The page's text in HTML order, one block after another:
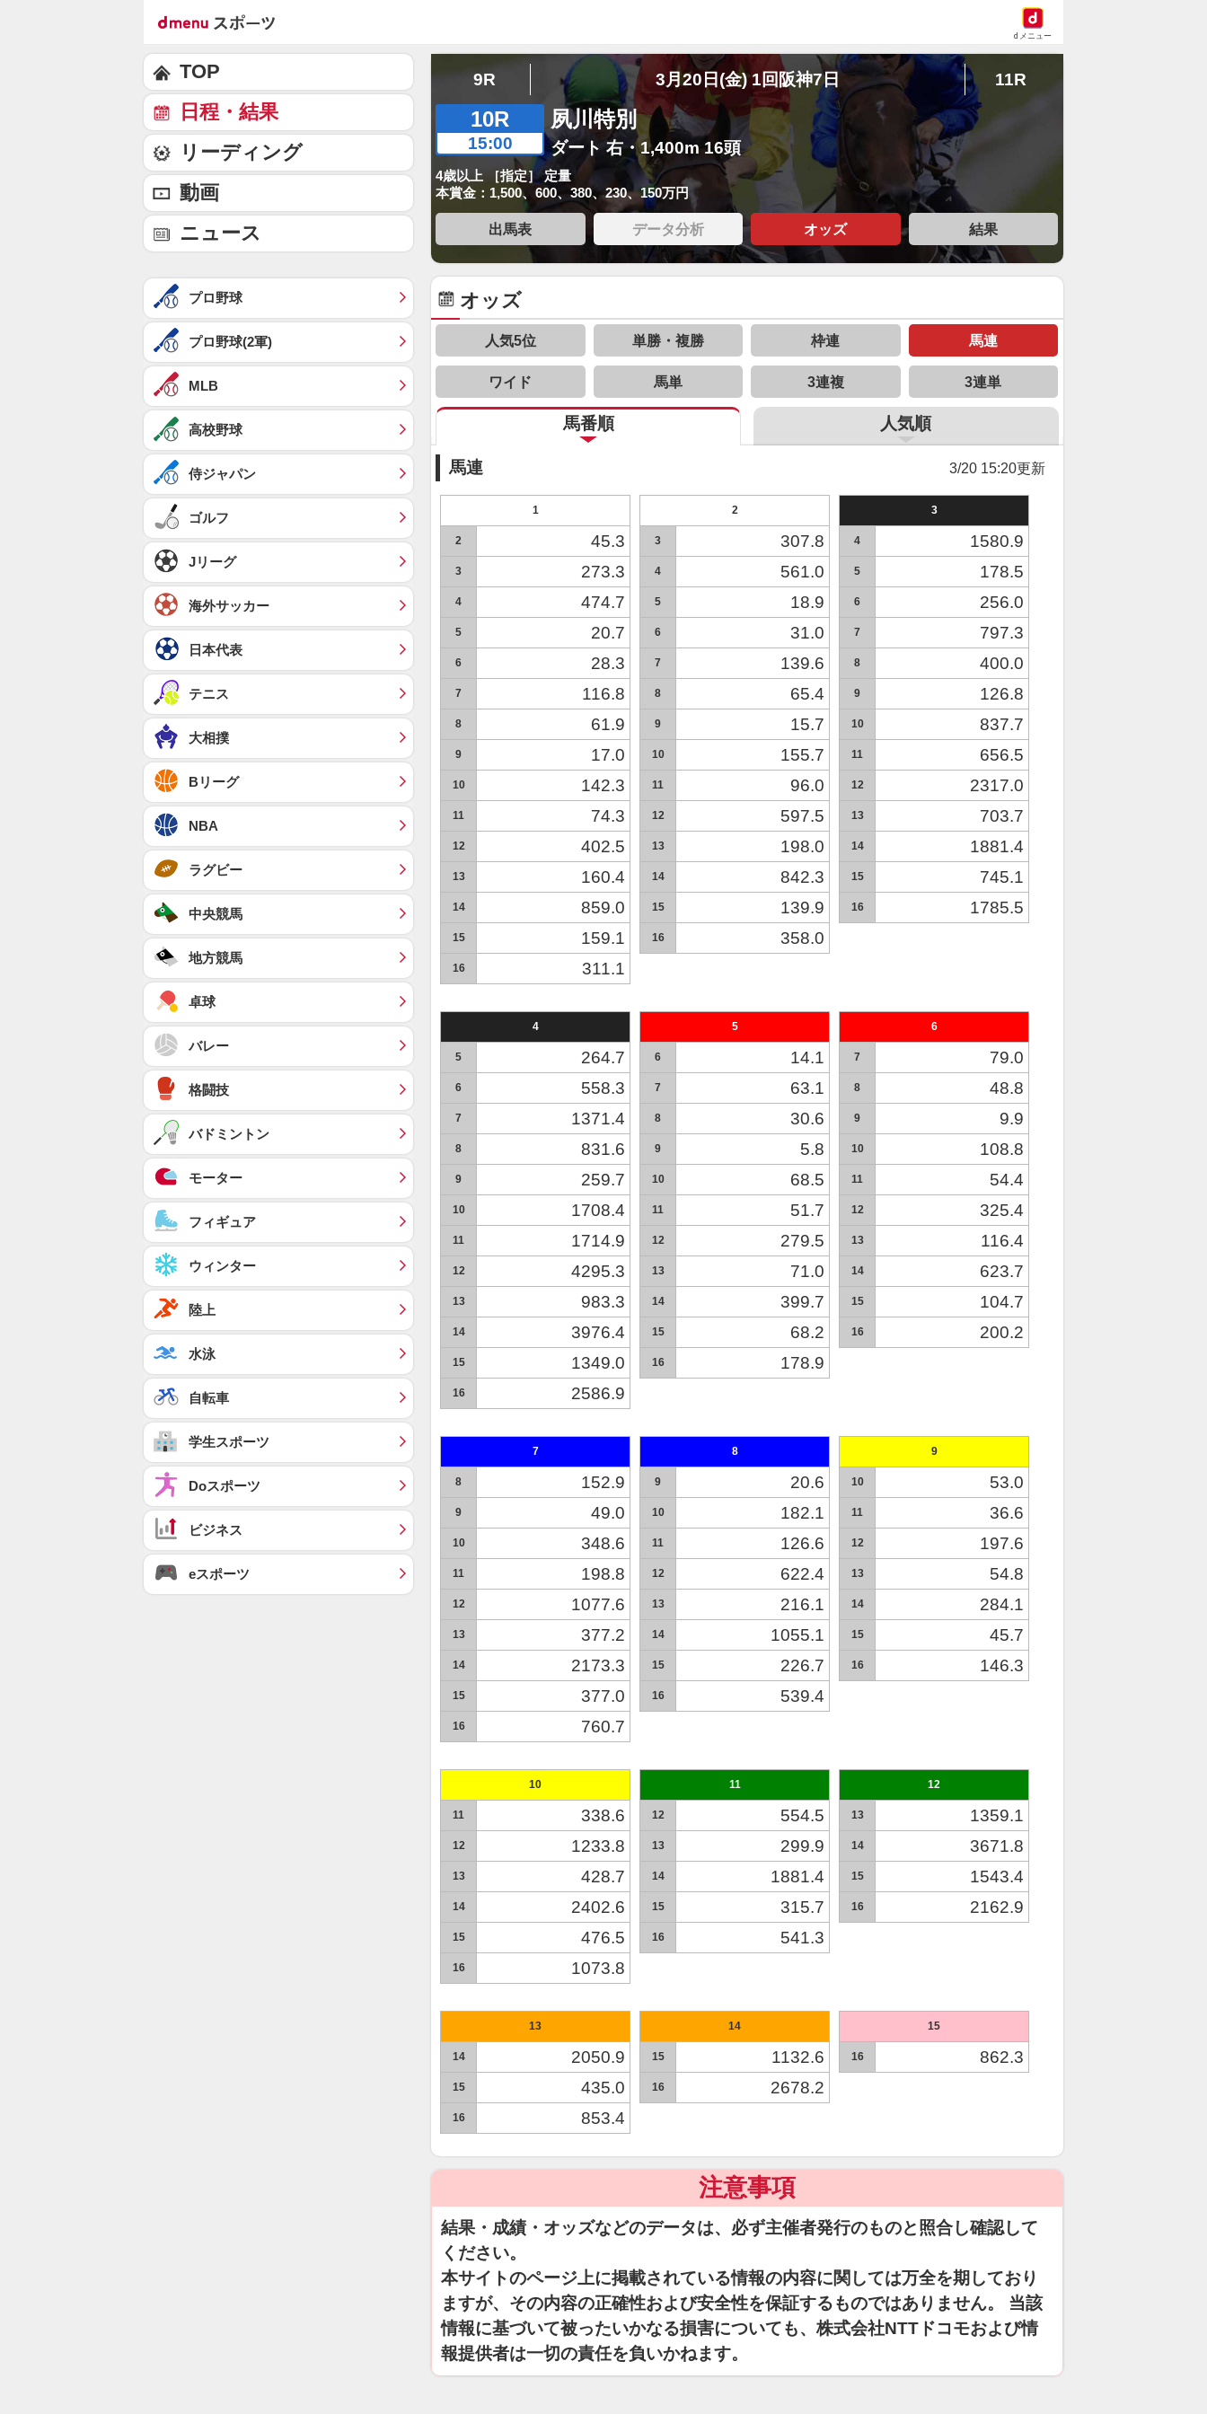
dメニュー
9R 3月20日(金) 1回阪神7日 11R
10R
15:00
夙川特別
ダート 右・1,400m 16頭
4歳以上 ［指定］ 定量
本賞金：1,500、600、380、230、150万円
出馬表 データ分析 オッズ 結果
オッズ
人気5位 単勝・複勝 枠連 馬連
ワイド 馬単 3連複 3連単
馬番順 人気順
馬連 3/20 15:20更新
1
2 45.3
3 273.3
4 474.7
5 20.7
6 28.3
7 116.8
8 61.9
9 17.0
10 142.3
11 74.3
12 402.5
13 160.4
14 859.0
15 159.1
16 311.1
2
3 307.8
4 561.0
5 18.9
6 31.0
7 139.6
8 65.4
9 15.7
10 155.7
11 96.0
12 597.5
13 198.0
14 842.3
15 139.9
16 358.0
3
4 1580.9
5 178.5
6 256.0
7 797.3
8 400.0
9 126.8
10 837.7
11 656.5
12 2317.0
13 703.7
14 1881.4
15 745.1
16 1785.5
4
5 264.7
6 558.3
7 1371.4
8 831.6
9 259.7
10 1708.4
11 1714.9
12 4295.3
13 983.3
14 3976.4
15 1349.0
16 2586.9
5
6 14.1
7 63.1
8 30.6
9 5.8
10 68.5
11 51.7
12 279.5
13 71.0
14 399.7
15 68.2
16 178.9
6
7 79.0
8 48.8
9 9.9
10 108.8
11 54.4
12 325.4
13 116.4
14 623.7
15 104.7
16 200.2
7
8 152.9
9 49.0
10 348.6
11 198.8
12 1077.6
13 377.2
14 2173.3
15 377.0
16 760.7
8
9 20.6
10 182.1
11 126.6
12 622.4
13 216.1
14 1055.1
15 226.7
16 539.4
9
10 53.0
11 36.6
12 197.6
13 54.8
14 284.1
15 45.7
16 146.3
10
11 338.6
12 1233.8
13 428.7
14 2402.6
15 476.5
16 1073.8
11
12 554.5
13 299.9
14 1881.4
15 315.7
16 541.3
12
13 1359.1
14 3671.8
15 1543.4
16 2162.9
13
14 2050.9
15 435.0
16 853.4
14
15 1132.6
16 2678.2
15
16 862.3
注意事項
結果・成績・オッズなどのデータは、必ず主催者発行のものと照合し確認して
ください。
本サイトのページ上に掲載されている情報の内容に関しては万全を期しており
ますが、その内容の正確性および安全性を保証するものではありません。 当該
情報に基づいて被ったいかなる損害についても、株式会社NTTドコモおよび情
報提供者は一切の責任を負いかねます。
TOP
日程・結果
リーディング
動画
ニュース
プロ野球
プロ野球(2軍)
MLB
高校野球
侍ジャパン
ゴルフ
Jリーグ
海外サッカー
日本代表
テニス
大相撲
Bリーグ
NBA
ラグビー
中央競馬
地方競馬
卓球
バレー
格闘技
バドミントン
モーター
フィギュア
ウィンター
陸上
水泳
自転車
学生スポーツ
Doスポーツ
ビジネス
eスポーツ